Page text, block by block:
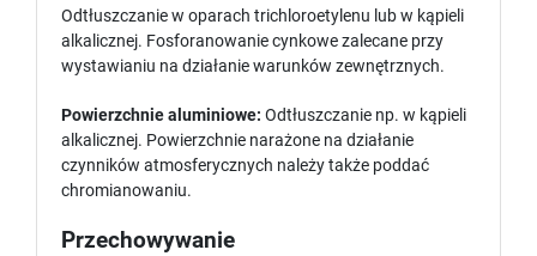
Odtłuszczanie w oparach trichloroetylenu lub w kąpieli
alkalicznej. Fosforanowanie cynkowe zalecane przy
wystawianiu na działanie warunków zewnętrznych.
Powierzchnie aluminiowe: Odtłuszczanie np. w kąpieli
alkalicznej. Powierzchnie narażone na działanie
czynników atmosferycznych należy także poddać
chromianowaniu.
Przechowywanie